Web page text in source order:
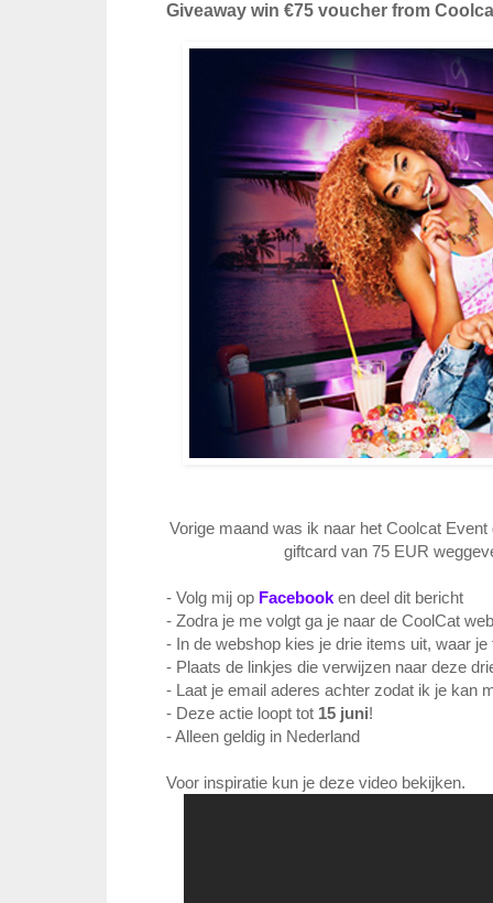
Giveaway win €75 voucher from
Vorige maand was ik naar het Coolcat
giftcard van 75 EUR
- Volg mij op Facebook en deel dit bericht
- Zodra je me volgt ga je naar de CoolCat
- In de webshop kies je drie items uit, waar
- Plaats de linkjes die verwijzen naar deze
- Laat je email aderes achter zodat ik je kan
- Deze actie loopt tot 15 juni!
- Alleen geldig in Nederland
Voor inspiratie kun je deze video bekijken.